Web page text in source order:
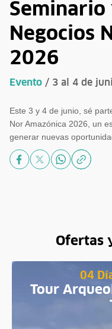
Seminario
Negocios
2026
Evento / 3 al 4 de
Este 3 y 4 de junio, sé
Nor Amazónica 2026, un
generar nuevas
Ofertas
04
Tour